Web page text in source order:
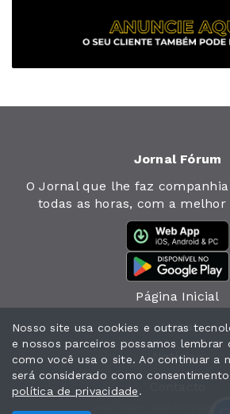
Jornal Fórum
O Jornal que lhe faz
todas as horas, com a melhor
Página Inicial
Jornal
Notícias
Nosso site usa cookies e outras
e nossos parceiros possamos lembrar
como você usa o site. Ao continuar a
será considerado como
política de privacidade.